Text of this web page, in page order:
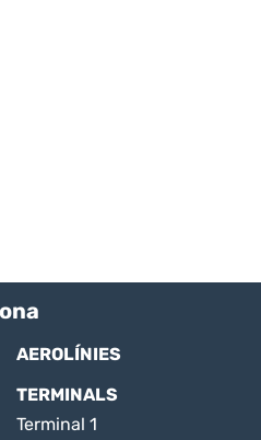
AEROLÍNIES
TERMINALS
Terminal 1